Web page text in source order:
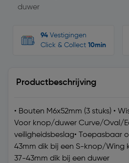
duwer
94 Vestigingen
Click & Collect 10min
Productbeschrijving
• Bouten M6x52mm (3 stuks) •
Voor knop/duwer Curve/Oval/
veiligheidsbeslag• Toepasbaar
43mm dik bij een S-knop/Wing
37-43mm dik bij een duwer